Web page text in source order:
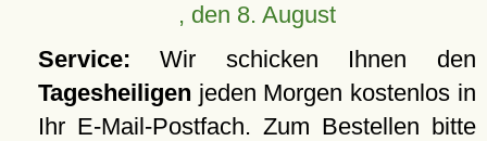
, den 8. August
Service: Wir schicken Ihnen den
Tagesheiligen jeden Morgen kostenlos in
Ihr E-Mail-Postfach. Zum Bestellen bitte